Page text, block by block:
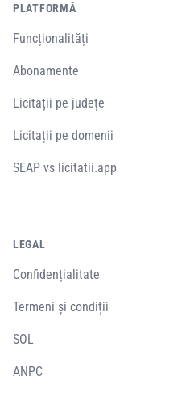
PLATFORMĂ
Funcționalități
Abonamente
Licitații pe județe
Licitații pe domenii
SEAP vs licitatii.app
LEGAL
Confidențialitate
Termeni și condiții
SOL
ANPC